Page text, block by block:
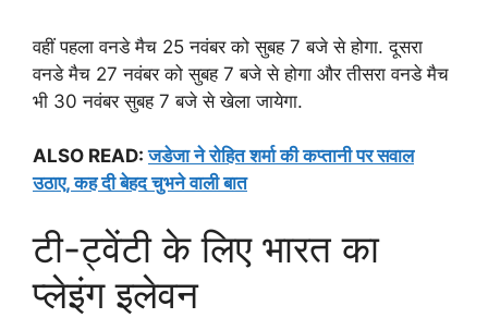
वहीं पहला वनडे मैच 25 नवंबर को सुबह 7 बजे से होगा. दूसरा
वनडे मैच 27 नवंबर को सुबह 7 बजे से होगा और तीसरा वनडे मैच
भी 30 नवंबर सुबह 7 बजे से खेला जायेगा.
ALSO READ:जडेजा ने रोहित शर्मा की कप्तानी पर सवाल
उठाए, कह दी बेहद चुभने वाली बात
टी-ट्वेंटी के लिए भारत का
प्लेइंग इलेवन